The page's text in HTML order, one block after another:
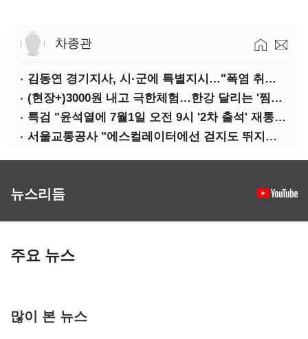
차종관
김동연 경기지사, 시·군에 특별지시…"폭염 취약계층 안전대책 강화"
(현장+)3000원 내고 극한체험…한강 달리는 '찜통버스'
특검 "윤석열에 7월1일 오전 9시 '2차 출석' 재통보"
서울교통공사 "에스컬레이터에선 걷지도 뛰지도 말아주세요"
뉴스리듬
주요 뉴스
많이 본 뉴스